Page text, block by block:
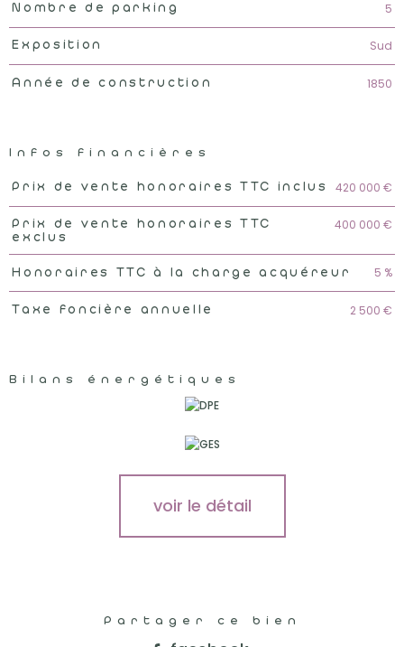
Nombre de parking 5
Exposition Sud
Année de construction 1850
Infos financières
Caractéristiques Valeurs
Prix de vente honoraires TTC inclus 420 000 €
Prix de vente honoraires TTC
exclus
400 000 €
Honoraires TTC à la charge acquéreur 5 %
Taxe foncière annuelle 2 500 €
Bilans énergétiques
voir le détail
Partager ce bien